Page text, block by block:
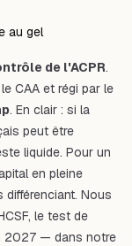
au gel
de l'ACPR.
CAA et régi par le
. En clair : si la
peut être
liquide. Pour un
en pleine
Nous
le test de
2027 — dans notre